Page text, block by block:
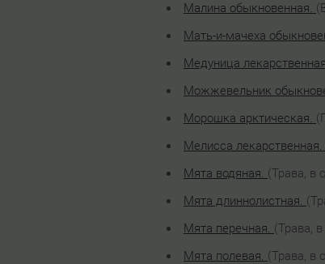
Малина обыкновенная.
Мать-и-мачеха
Медуница
Можжевельник
Морошка арктическая.
Мелисса лекарственная.
Мята водяная. (Трава, в
Мята длиннолистная.
Мята перечная. (Трава,
Мята полевая. (Трава, в